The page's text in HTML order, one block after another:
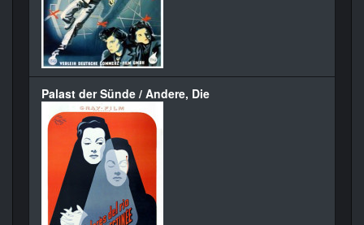
Palast der Sünde / Andere, Die